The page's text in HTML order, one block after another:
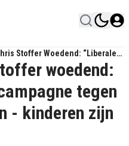
Stoffer Woedend: “Liberalen
Tegen Christelijke Scholen
Niet Van De Staat”woedend:
tegen
- kinderen zijn